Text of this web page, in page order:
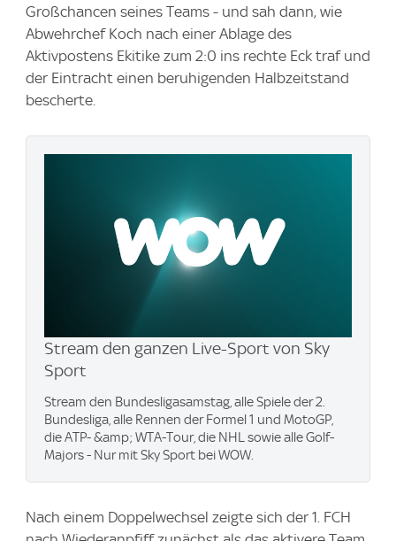
Großchancen seines Teams - und sah dann, wie
Abwehrchef Koch nach einer Ablage des
Aktivpostens Ekitike zum 2:0 ins rechte Eck traf und
der Eintracht einen beruhigenden Halbzeitstand
bescherte.
Stream den ganzen Live-Sport von Sky
Sport
Stream den Bundesligasamstag, alle Spiele der 2.
Bundesliga, alle Rennen der Formel 1 und MotoGP,
die ATP- &amp; WTA-Tour, die NHL sowie alle Golf-
Majors - Nur mit Sky Sport bei WOW.
Nach einem Doppelwechsel zeigte sich der 1. FCH